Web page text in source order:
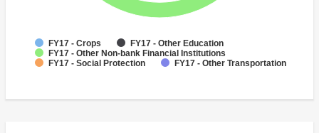
FY17 - Crops
FY17 - Other Education
FY17 - Other Non-bank Financial Institutions
FY17 - Social Protection
FY17 - Other Transportation